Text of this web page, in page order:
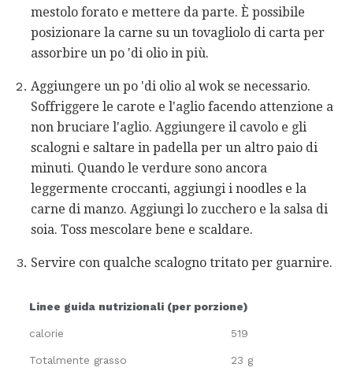
mestolo forato e mettere da parte. È possibile
posizionare la carne su un tovagliolo di carta per
assorbire un po 'di olio in più.
Aggiungere un po 'di olio al wok se necessario.
Soffriggere le carote e l'aglio facendo attenzione a
non bruciare l'aglio. Aggiungere il cavolo e gli
scalogni e saltare in padella per un altro paio di
minuti. Quando le verdure sono ancora
leggermente croccanti, aggiungi i noodles e la
carne di manzo. Aggiungi lo zucchero e la salsa di
soia. Toss mescolare bene e scaldare.
Servire con qualche scalogno tritato per guarnire.
Linee guida nutrizionali (per porzione)
calorie 519
Totalmente grasso 23 g